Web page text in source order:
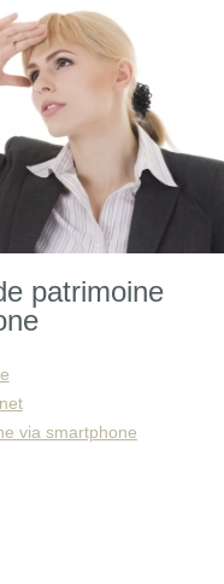
patrimoine
via smartphone